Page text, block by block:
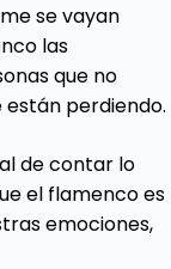
se vayan
las
que no
perdiendo.
de contar lo
el flamenco es
emociones,